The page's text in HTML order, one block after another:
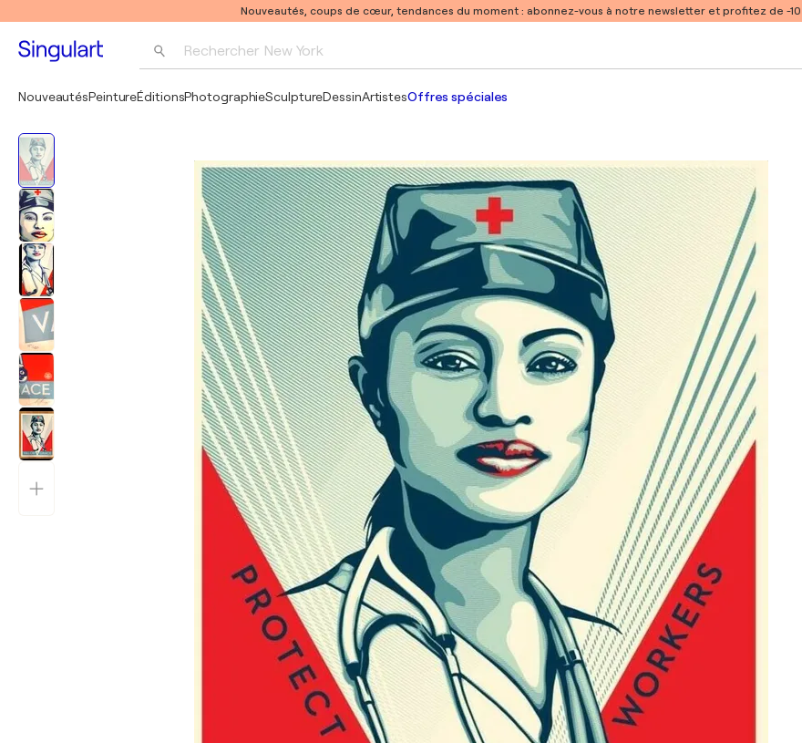
Nouveautés, coups de cœur, tendances du moment : abonnez-vous à notre newsletter et profitez de -
Rechercher New York
Pablo Picasso
NouveautésPeintureÉditionsPhotographieSculptureDessinArtistesOffres spéciales